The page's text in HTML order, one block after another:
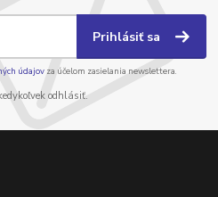
Prihlásiť sa
údajov za účelom zasielania newslettera.
odhlásiť.